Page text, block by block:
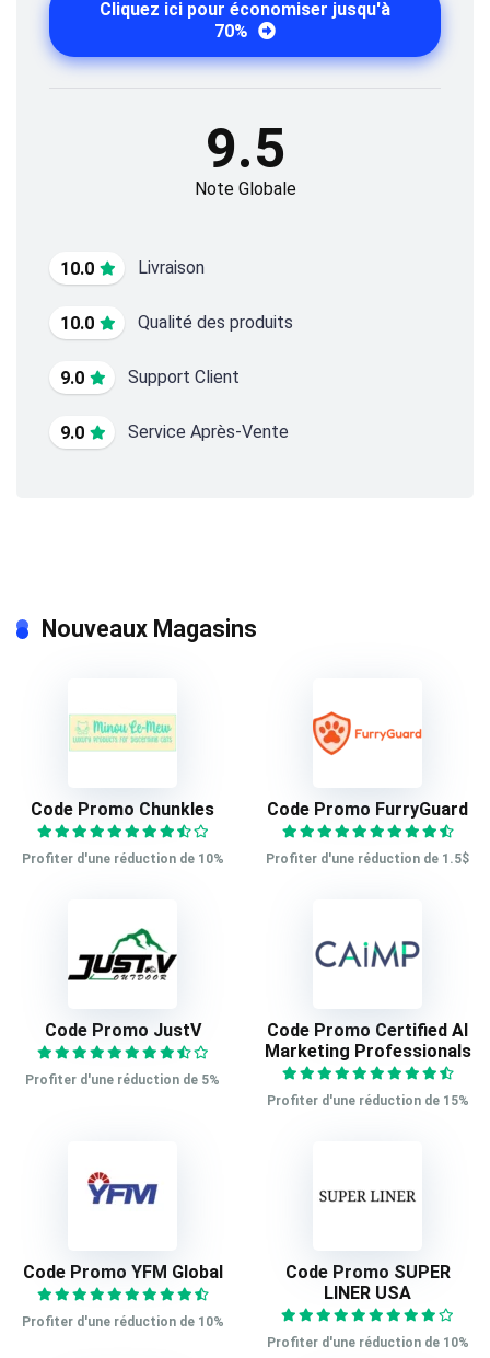
Cliquez ici pour économiser jusqu'à
70%
10.0 Livraison
10.0 Qualité des produits
9.0 Support Client
9.0 Service Après-Vente
9.5
Note Globale
Nouveaux Magasins
Code Promo Chunkles
Profiter d'une réduction de 10%
Code Promo FurryGuard
Profiter d'une réduction de 1.5$
Code Promo JustV
Profiter d'une réduction de 5%
Code Promo Certified AI
Marketing Professionals
Profiter d'une réduction de 15%
Code Promo YFM Global
Profiter d'une réduction de 10%
Code Promo SUPER
LINER USA
Profiter d'une réduction de 10%